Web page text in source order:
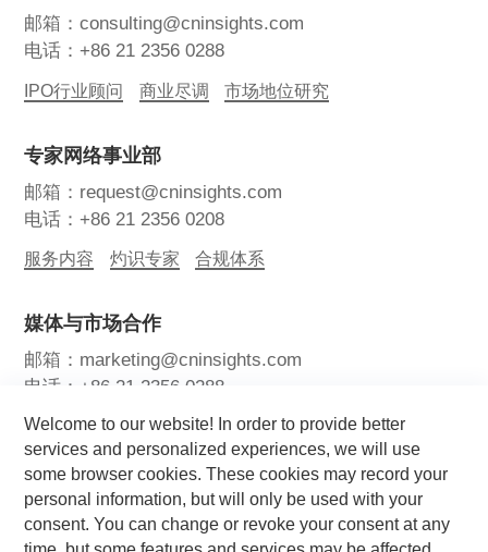
Welcome to our website! In order to provide better
services and personalized experiences, we will use
some browser cookies. These cookies may record your
personal information, but will only be used with your
consent. You can change or revoke your consent at any
邮箱：consulting@cninsights.com
电话：+86 21 2356 0288
IPO行业顾问 商业尽调 市场地位研究
专家网络事业部
邮箱：request@cninsights.com
电话：+86 21 2356 0208
服务内容 灼识专家 合规体系
媒体与市场合作
邮箱：marketing@cninsights.com
电话：+86 21 2356 0288
灼耀峰会 报告洞察 新闻中心
关注我们